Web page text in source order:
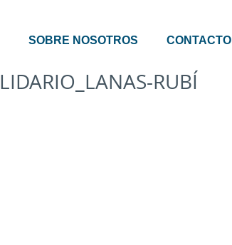
SOBRE NOSOTROS CONTACTO
RUBÍ